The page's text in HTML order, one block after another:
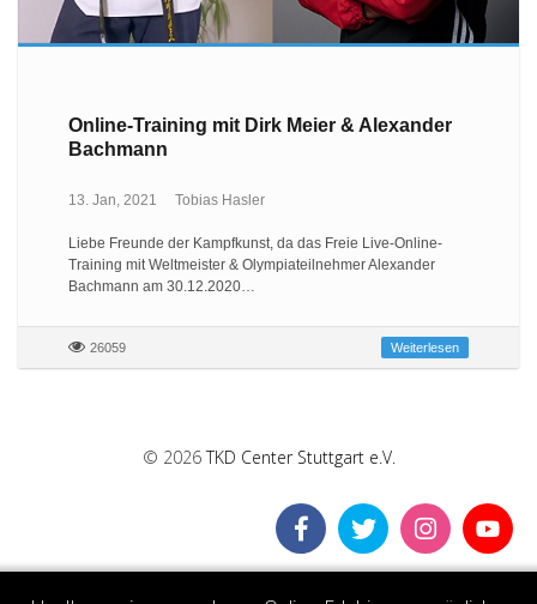
Online-Training mit Dirk Meier & Alexander
Bachmann
13. Jan, 2021 Tobias Hasler
Liebe Freunde der Kampfkunst, da das Freie Live-Online-
Training mit Weltmeister & Olympiateilnehmer Alexander
Bachmann am 30.12.2020…
26059 Weiterlesen
© 2026TKD Center Stuttgart e.V.